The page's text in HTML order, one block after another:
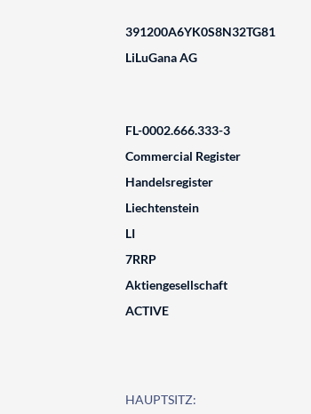
391200A6YK0S8N32TG81
LiLuGana AG
FL-0002.666.333-3
Commercial Register
Handelsregister
Liechtenstein
LI
7RRP
Aktiengesellschaft
ACTIVE
HAUPTSITZ: